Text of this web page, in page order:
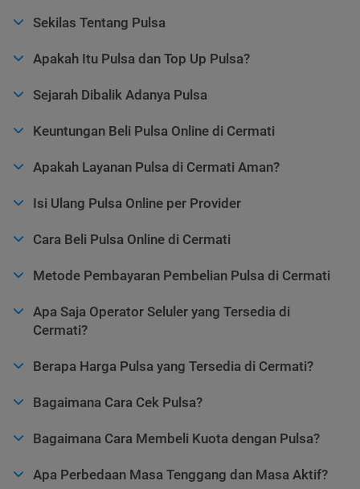
Sekilas Tentang Pulsa
Apakah Itu Pulsa dan Top Up Pulsa?
Sejarah Dibalik Adanya Pulsa
Keuntungan Beli Pulsa Online di Cermati
Apakah Layanan Pulsa di Cermati Aman?
Isi Ulang Pulsa Online per Provider
Cara Beli Pulsa Online di Cermati
Metode Pembayaran Pembelian Pulsa di Cermati
Apa Saja Operator Seluler yang Tersedia di
Cermati?
Berapa Harga Pulsa yang Tersedia di Cermati?
Bagaimana Cara Cek Pulsa?
Bagaimana Cara Membeli Kuota dengan Pulsa?
Apa Perbedaan Masa Tenggang dan Masa Aktif?